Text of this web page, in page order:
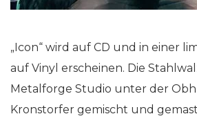
„Icon“ wird auf CD und in einer
auf Vinyl erscheinen. Die
Metalforge Studio unter der
Kronstorfer gemischt und